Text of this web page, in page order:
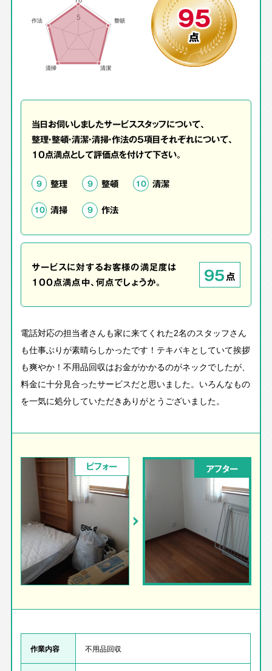
95
点
当日お伺いしましたサービススタッフについて、
整理・整頓・清潔・清掃・作法の5項目それぞれについて、
10点満点として評価点を付けて下さい。
9 整理 9 整頓 10 清潔
10 清掃 9 作法
サービスに対するお客様の満足度は
100点満点中、何点でしょうか。
95点
電話対応の担当者さんも家に来てくれた2名のスタッフさん
も仕事ぶりが素晴らしかったです！テキパキとしていて挨拶
も爽やか！不用品回収はお金がかかるのがネックでしたが、
料金に十分見合ったサービスだと思いました。いろんなもの
を一気に処分していただきありがとうございました。
ビフォー アフター
作業内容 不用品回収